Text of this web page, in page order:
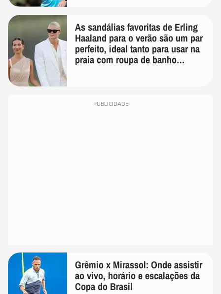
As sandálias favoritas de Erling
Haaland para o verão são um par
perfeito, ideal tanto para usar na
praia com roupa de banho
PUBLICIDADE
Grêmio x Mirassol: Onde assistir
ao vivo, horário e escalações da
Copa do Brasil